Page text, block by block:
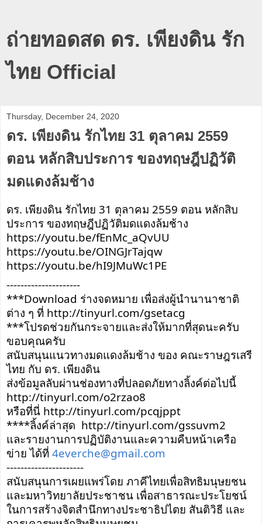
ถ่ายทอดสด ดร. เพียงดิน รัก
ไทย Official
Thursday, December 24, 2020
ดร. เพียงดิน รักไทย 31 ตุลาคม 2559
ตอน หลักสิบประการ ของทฤษฎีปฏิวัติ
มดแดงล้มช้าง
ดร. เพียงดิน รักไทย 31 ตุลาคม 2559 ตอน หลักสิบ
ประการ ของทฤษฎีปฏิวัติมดแดงล้มช้าง
https://youtu.be/fEnMc_aQvUU
https://youtu.be/OINGJrTajqw
https://youtu.be/hI9JMuWc1PE
---------------------
***Download ร่างจดหมาย เพื่อส่งผู้นำนานาชาติ
ต่าง ๆ ที่ http://tinyurl.com/gsetacg
***โปรดช่วยกันกระจายและส่งให้มากที่สุดนะครับ
ขอบคุณครับ
สนับสนุนแนวทางมดแดงล้มช้าง ของ คณะราษฎรเสรี
ไทย กับ ดร. เพียงดิน
ส่งข้อมูลลับผ่านช่องทางที่ปลอดภัยทางลิ้งค์ต่อไปนี้
http://tinyurl.com/o2rzao8
หรือที่นี่ http://tinyurl.com/pcqjppt
****ลิ้งค์ล่าสุด http://tinyurl.com/gssuvm2
และรายงานการปฏิบัติงานและความคืบหน้าเครือ
ข่าย ได้ที่ 4everche@gmail.com
----------------------
สนับสนุนการเผยแพร่โดย ภาคีไทยเพื่อสิทธิมนุษยชน
และมหาวิทยาลัยประชาชน เพื่อสาธารณะประโยชน์
ในการสร้างจิตสำนึกทางประชาธิปไตย สันติวิธี และ